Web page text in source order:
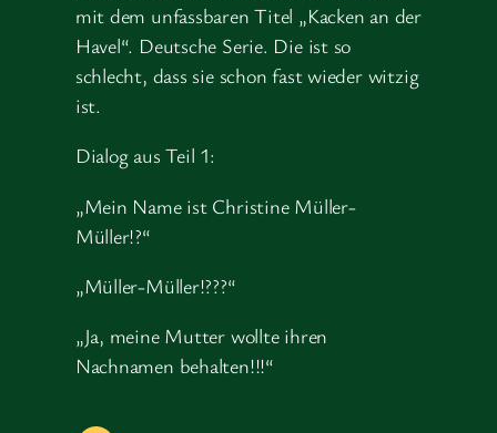
mit dem unfassbaren Titel „Kacken an der
Havel“. Deutsche Serie. Die ist so
schlecht, dass sie schon fast wieder witzig
ist.
Dialog aus Teil 1:
„Mein Name ist Christine Müller-
Müller!?“
„Müller-Müller!???“
„Ja, meine Mutter wollte ihren
Nachnamen behalten!!!“